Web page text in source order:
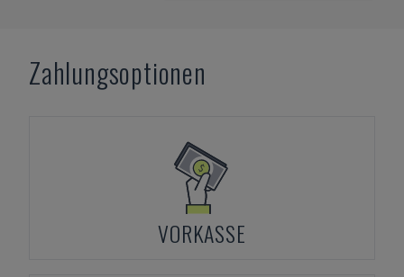
Zahlungsoptionen
VORKASSE